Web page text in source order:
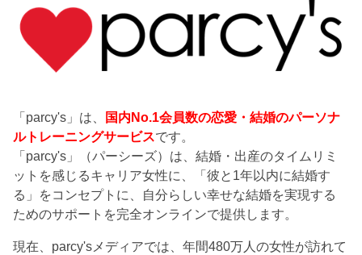
「parcy's」は、
国内No.1会員数の恋愛・結婚のパーソナ
ルトレーニングサービスです。
「parcy's」（パーシーズ）は、結婚・出産のタイムリミ
ットを感じるキャリア女性に、「彼と1年以内に結婚す
る」をコンセプトに、自分らしい幸せな結婚を実現する
ためのサポートを完全オンラインで提供します。
現在、parcy'sメディアでは、年間480万人の女性が訪れて